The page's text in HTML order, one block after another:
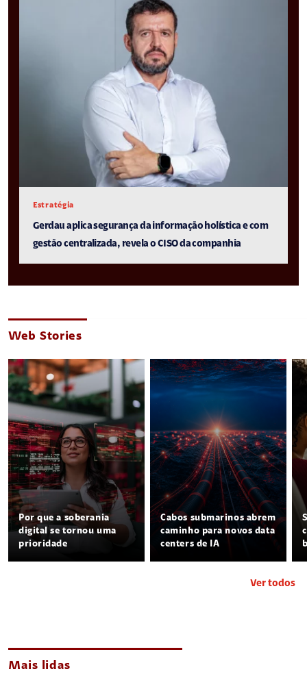
Estratégia
Gerdau aplica segurança da informação holística e com
gestão centralizada, revela o CISO da companhia
Web Stories
Por que a soberania
digital se tornou uma
prioridade
Cabos submarinos abrem
caminho para novos data
centers de IA
Ver todos
Mais lidas